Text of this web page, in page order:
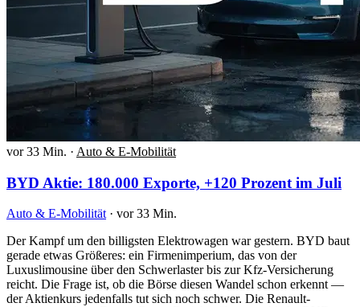
vor 33 Min. · Auto & E-Mobilität
BYD Aktie: 180.000 Exporte, +120 Prozent im Juli
Auto & E-Mobilität · vor 33 Min.
Der Kampf um den billigsten Elektrowagen war gestern. BYD baut
gerade etwas Größeres: ein Firmenimperium, das von der
Luxuslimousine über den Schwerlaster bis zur Kfz-Versicherung
reicht. Die Frage ist, ob die Börse diesen Wandel schon erkennt —
der Aktienkurs jedenfalls tut sich noch schwer. Die Renault-